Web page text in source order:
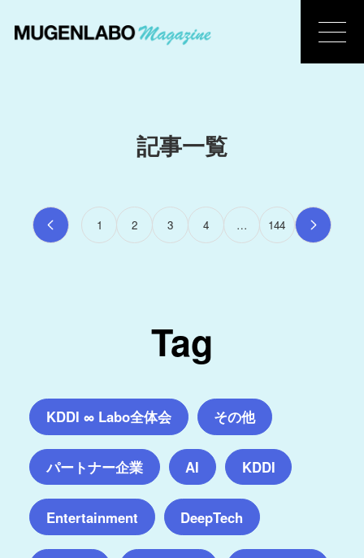
記事一覧
1 2 3 4 … 144
Tag
KDDI ∞ Labo全体会 その他
パートナー企業 AI KDDI
Entertainment DeepTech